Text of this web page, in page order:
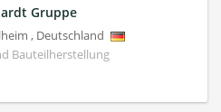
Gruppe
, Deutschland
Bauteilherstellung